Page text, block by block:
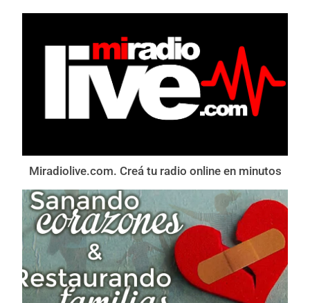
Miradiolive.com. Creá tu radio online en minutos